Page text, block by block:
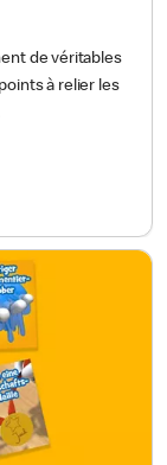
de véritables
à relier les